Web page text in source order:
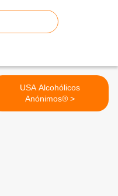
USA Alcohólicos
Anónimos® >